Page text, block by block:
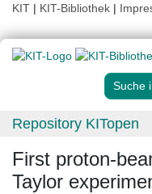
KIT | KIT-Bibliothek |
Suche
Repository KITopen
First proton-
Taylor